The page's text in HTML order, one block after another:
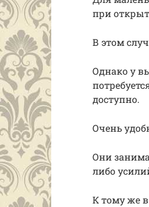
при
В этом
Однако у
доступно.
Очень
Они
либо
К тому же в